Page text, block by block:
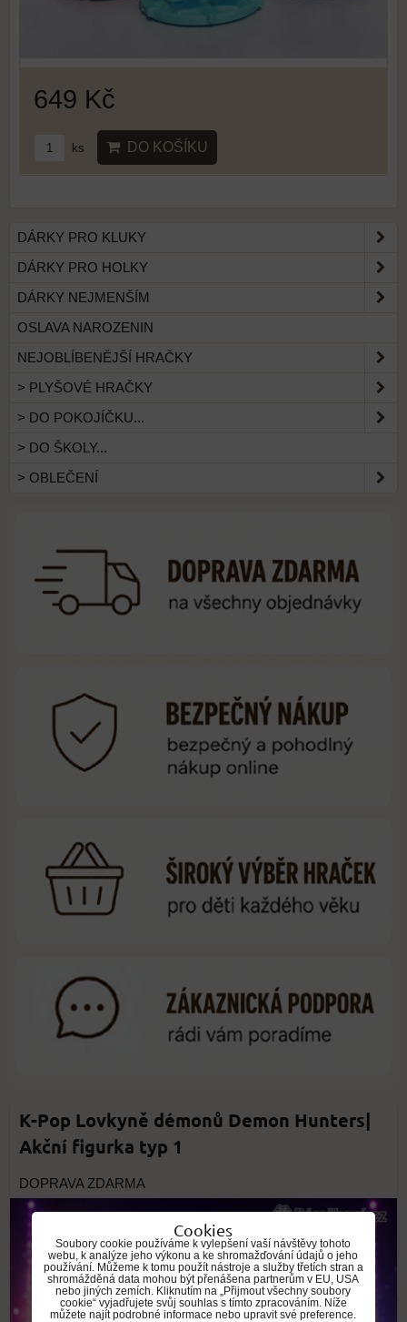
649 Kč
ks DO KOŠÍKU
DÁRKY PRO KLUKY
DÁRKY PRO HOLKY
DÁRKY NEJMENŠÍM
OSLAVA NAROZENIN
NEJOBLÍBENĚJŠÍ HRAČKY
> PLYŠOVÉ HRAČKY
> DO POKOJÍČKU...
> DO ŠKOLY...
> OBLEČENÍ
K-Pop Lovkyně démonů Demon Hunters|
Akční figurka typ 1
DOPRAVA ZDARMA
Cookies
Soubory cookie používáme k vylepšení vaší návštěvy tohoto
webu, k analýze jeho výkonu a ke shromažďování údajů o jeho
používání. Můžeme k tomu použít nástroje a služby třetích stran a
shromážděná data mohou být přenášena partnerům v EU, USA
nebo jiných zemích. Kliknutím na „Přijmout všechny soubory
cookie“ vyjadřujete svůj souhlas s tímto zpracováním. Níže
můžete najít podrobné informace nebo upravit své preference.